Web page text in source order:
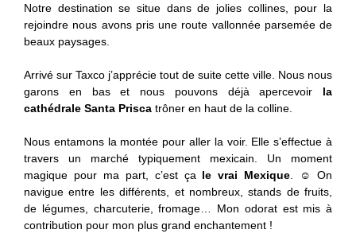
Notre destination se situe dans de jolies collines, pour la
rejoindre nous avons pris une route vallonnée parsemée de
beaux paysages.
Arrivé sur Taxco j’apprécie tout de suite cette ville. Nous nous
garons en bas et nous pouvons déjà apercevoir la
cathédrale Santa Prisca trôner en haut de la colline.
Nous entamons la montée pour aller la voir. Elle s’effectue à
travers un marché typiquement mexicain. Un moment
magique pour ma part, c’est ça le vrai Mexique . ☺ On
navigue entre les différents, et nombreux, stands de fruits,
de légumes, charcuterie, fromage… Mon odorat est mis à
contribution pour mon plus grand enchantement !